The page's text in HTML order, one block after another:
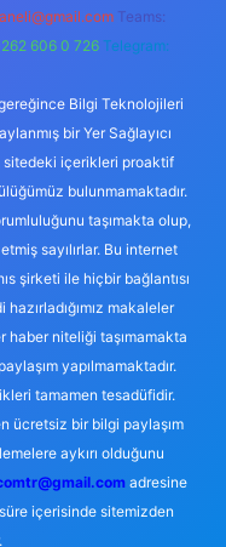
Teams:
606 0 726 Telegram:
Bilgi Teknolojileri
bir Yer Sağlayıcı
sitedeki içerikleri proaktif
bulunmamaktadır.
taşımakta olup,
sayılırlar. Bu internet
şirketi ile hiçbir bağlantısı
makaleler
haber niteliği taşımamakta
yapılmamaktadır.
tamamen tesadüfidir.
ücretsiz bir bilgi paylaşım
aykırı olduğunu
adresine
içerisinde sitemizden